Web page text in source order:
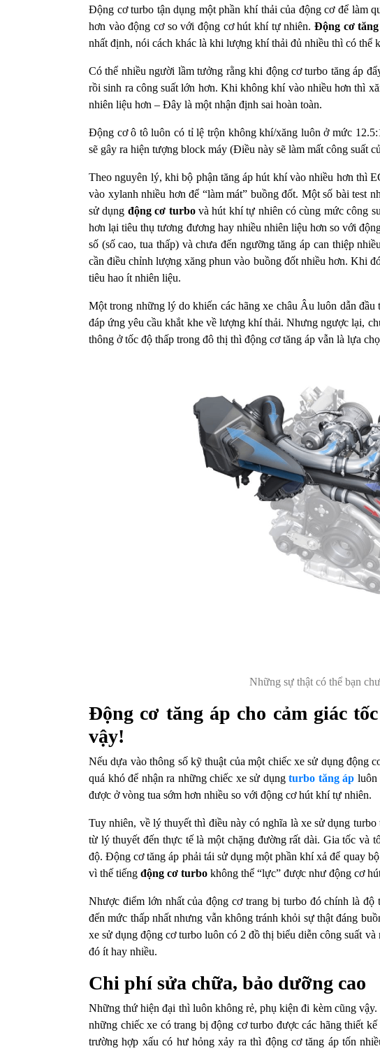
Động cơ turbo tận dụng một phần khí thải của động cơ để làm
hơn vào động cơ so với động cơ hút khí tự nhiên. Động cơ
nhất định, nói cách khác là khi lượng khí thải đủ nhiều thì có thể
Có thể nhiều người lầm tưởng rằng khi động cơ turbo tăng áp
rồi sinh ra công suất lớn hơn. Khi không khí vào nhiều hơn thì
nhiên liệu hơn – Đây là một nhận định sai hoàn toàn.
Động cơ ô tô luôn có tỉ lệ trộn không khí/xăng luôn ở mức
sẽ gây ra hiện tượng block máy (Điều này sẽ làm mất công suất
Theo nguyên lý, khi bộ phận tăng áp hút khí vào nhiều hơn thì
vào xylanh nhiều hơn để “làm mát” buồng đốt. Một số bài test
sử dụng động cơ turbovà hút khí tự nhiên có cùng mức công
hơn lại tiêu thụ tương đương hay nhiều nhiên liệu hơn so với
số (số cao, tua thấp) và chưa đến ngưỡng tăng áp can thiệp
cần điều chỉnh lượng xăng phun vào buồng đốt nhiều hơn. Khi
tiêu hao ít nhiên liệu.
Một trong những lý do khiến các hãng xe châu Âu luôn dẫn
đáp ứng yêu cầu khắt khe về lượng khí thải. Nhưng ngược lại,
thông ở tốc độ thấp trong đô thị thì động cơ tăng áp vẫn là lựa
Những sự thật có thể bạn
Động cơ tăng áp cho cảm giác
vậy!
Nếu dựa vào thông số kỹ thuật của một chiếc xe sử dụng động
quá khó để nhận ra những chiếc xe sử dụngturbo tăng áp luôn
được ở vòng tua sớm hơn nhiều so với động cơ hút khí tự nhiên.
Tuy nhiên, về lý thuyết thì điều này có nghĩa là xe sử dụng
từ lý thuyết đến thực tế là một chặng đường rất dài. Gia tốc và
độ. Động cơ tăng áp phải tái sử dụng một phần khí xả để quay
vì thế tiếng động cơ turbo không thể “lực” được như động cơ
Nhược điểm lớn nhất của động cơ trang bị turbo đó chính là
đến mức thấp nhất nhưng vẫn không tránh khỏi sự thật đáng
xe sử dụng động cơ turbo luôn có 2 đồ thị biểu diễn công suất
đó ít hay nhiều.
Chi phí sửa chữa, bảo dưỡng cao
Những thứ hiện đại thì luôn không rẻ, phụ kiện đi kèm cũng
những chiếc xe có trang bị động cơ turbo được các hãng thiết
trường hợp xấu có hư hỏng xảy ra thì động cơ tăng áp tốn